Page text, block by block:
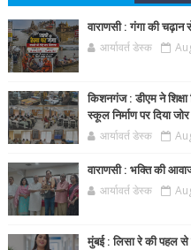
वाराणसी : गंगा की
आर्यावर्त डेस्क
किशनगंज : डीएम ने
स्कूल निर्माण पर दिया जोर
आर्यावर्त डेस्क
वाराणसी : भक्ति की
आर्यावर्त डेस्क
मुंबई : लिसा रे की पहल से